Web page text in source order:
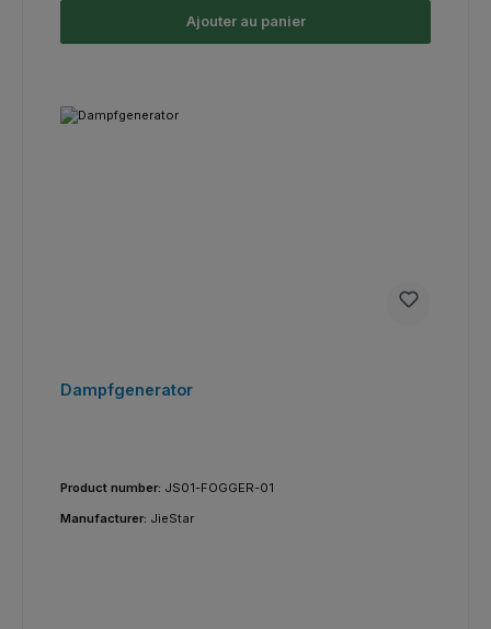
Ajouter au panier
Dampfgenerator
Product number: JS01-FOGGER-01
Manufacturer: JieStar